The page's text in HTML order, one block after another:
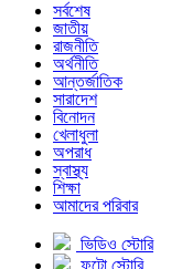
সর্বশেষ
জাতীয়
রাজনীতি
অর্থনীতি
আন্তর্জাতিক
সারাদেশ
বিনোদন
খেলাধুলা
অপরাধ
স্বাস্থ্য
শিক্ষা
আমাদের পরিবার
ভিডিও স্টোরি
ফটো স্টোরি